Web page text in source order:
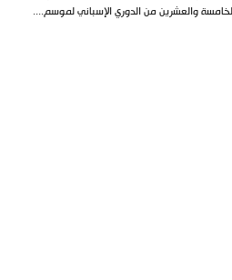
والعشرين من الدوري الإسباني لموسم....